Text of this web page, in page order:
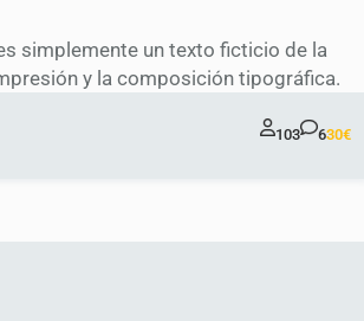
simplemente un texto ficticio de la
y la composición tipográfica.
103 630€